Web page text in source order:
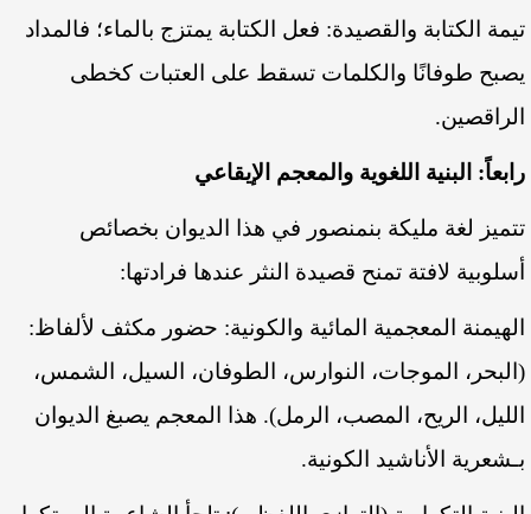
تيمة الكتابة والقصيدة: فعل الكتابة يمتزج بالماء؛ فالمداد
يصبح طوفانًا والكلمات تسقط على العتبات كخطى
الراقصين.
رابعاً: البنية اللغوية والمعجم الإيقاعي
تتميز لغة مليكة بنمنصور في هذا الديوان بخصائص
أسلوبية لافتة تمنح قصيدة النثر عندها فرادتها:
الهيمنة المعجمية المائية والكونية: حضور مكثف لألفاظ:
(البحر، الموجات، النوارس، الطوفان، السيل، الشمس،
الليل، الريح، المصب، الرمل). هذا المعجم يصبغ الديوان
بـشعرية الأناشيد الكونية.